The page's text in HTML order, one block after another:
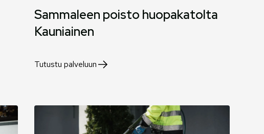
Sammaleen poisto huopakatolta
Kauniainen
Tutustu palveluun